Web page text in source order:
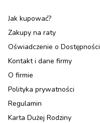
Jak kupować?
Zakupy na raty
Oświadczenie o Dostępności
Kontakt i dane firmy
O firmie
Polityka prywatności
Regulamin
Karta Dużej Rodziny